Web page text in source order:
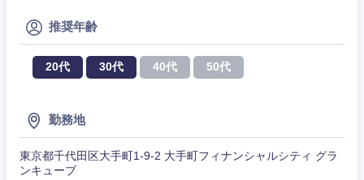
推奨年齢
20代 30代 40代 50代
勤務地
東京都千代田区大手町1-9-2 大手町フィナンシャルシティ グラ
ンキューブ